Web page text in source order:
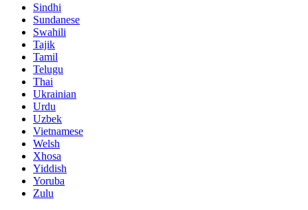
Sindhi
Sundanese
Swahili
Tajik
Tamil
Telugu
Thai
Ukrainian
Urdu
Uzbek
Vietnamese
Welsh
Xhosa
Yiddish
Yoruba
Zulu